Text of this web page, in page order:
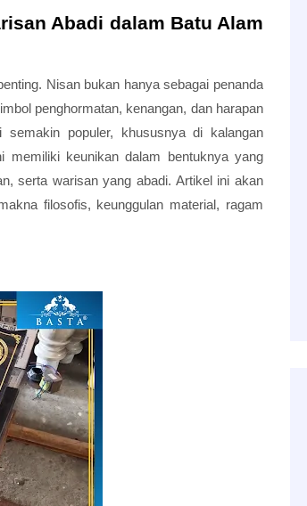
Abadi dalam Batu Alam
Nisan bukan hanya sebagai penanda
penghormatan, kenangan, dan harapan
populer, khususnya di kalangan
memiliki keunikan dalam bentuknya yang
serta warisan yang abadi. Artikel ini akan
filosofis, keunggulan material, ragam